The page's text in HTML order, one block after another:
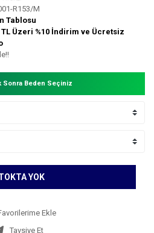
R153/M
Tablosu
TL Üzeri %10 İndirim ve Ücretsiz
Sonra Beden Seçiniz
YOK
Tavsiye Et